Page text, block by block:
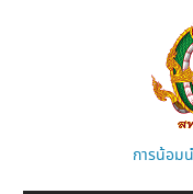
การน้อม